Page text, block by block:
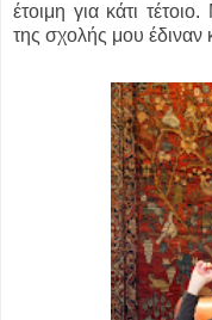
έτοιμη για κάτι
της σχολής μου